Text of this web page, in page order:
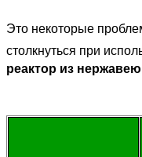
Это некоторые
столкнуться при
реактор из